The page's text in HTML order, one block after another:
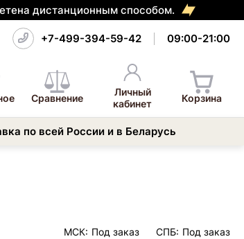
дистанционным способом.
+7-499-394-59-42 09:00-21:00
Сравнение
Личный
кабинет
Корзина
по всей России и в Беларусь
МСК: Под заказ СПБ: Под заказ